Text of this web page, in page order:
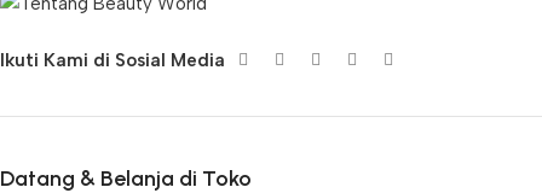
Ikuti Kami di Sosial Media
Datang & Belanja di Toko